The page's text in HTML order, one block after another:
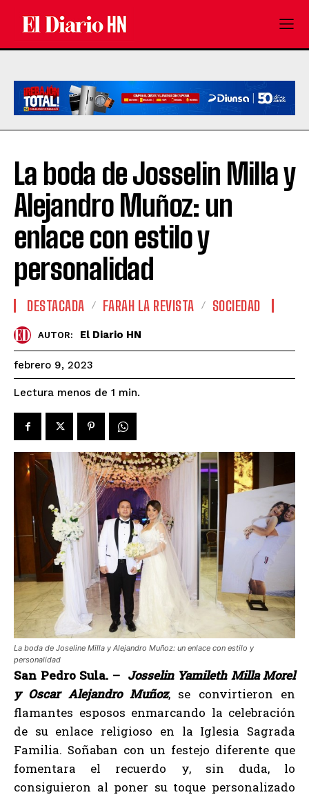
La boda de Josselin Milla y
Alejandro Muñoz: un
enlace con estilo y
personalidad
DESTACADA FARAH LA REVISTA SOCIEDAD
AUTOR: El Diario HN
febrero 9, 2023
Lectura menos de 1 min.
La boda de Joseline Milla y Alejandro Muñoz: un enlace con estilo y
personalidad
San Pedro Sula. – Josselin Yamileth Milla Morel
y Oscar Alejandro Muñoz, se convirtieron en
flamantes esposos enmarcando la celebración
de su enlace religioso en la Iglesia Sagrada
Familia. Soñaban con un festejo diferente que
fomentara el recuerdo y, sin duda, lo
consiguieron al poner su toque personalizado